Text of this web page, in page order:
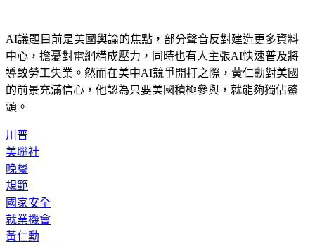
AI議題目前是美國輿論的焦點，部分聲音反對建造更多資料
中心，擔憂對電網構成壓力，同時也有人主張AI快速普及將
導致勞工失業。然而在美中AI競爭開打之際，黃仁勳對美國
的前景充滿信心，他認為只要美國積極參與，就能夠獨佔鰲
川普
美聯社
晚餐
規範
國家安全
就業機會